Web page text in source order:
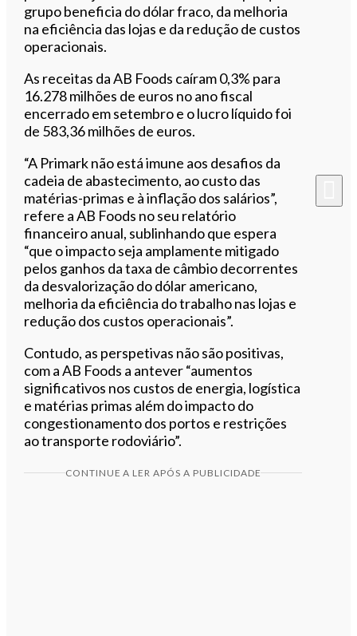
grupo beneficia do dólar fraco, da melhoria
na eficiência das lojas e da redução de custos
operacionais.
As receitas da AB Foods caíram 0,3% para
16.278 milhões de euros no ano fiscal
encerrado em setembro e o lucro líquido foi
de 583,36 milhões de euros.
“A Primark não está imune aos desafios da
cadeia de abastecimento, ao custo das
matérias-primas e à inflação dos salários”,
refere a AB Foods no seu relatório
financeiro anual, sublinhando que espera
“que o impacto seja amplamente mitigado
pelos ganhos da taxa de câmbio decorrentes
da desvalorização do dólar americano,
melhoria da eficiência do trabalho nas lojas e
redução dos custos operacionais”.
Contudo, as perspetivas não são positivas,
com a AB Foods a antever “aumentos
significativos nos custos de energia, logística
e matérias primas além do impacto do
congestionamento dos portos e restrições
ao transporte rodoviário”.
CONTINUE A LER APÓS A PUBLICIDADE